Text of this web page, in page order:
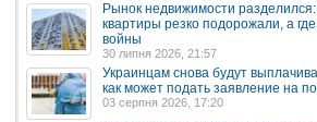
Рынок недвижимости
квартиры резко подорожали, а
войны
30 липня 2026, 21:57
Украинцам снова будут
как может подать заявление на
03 серпня 2026, 17:20